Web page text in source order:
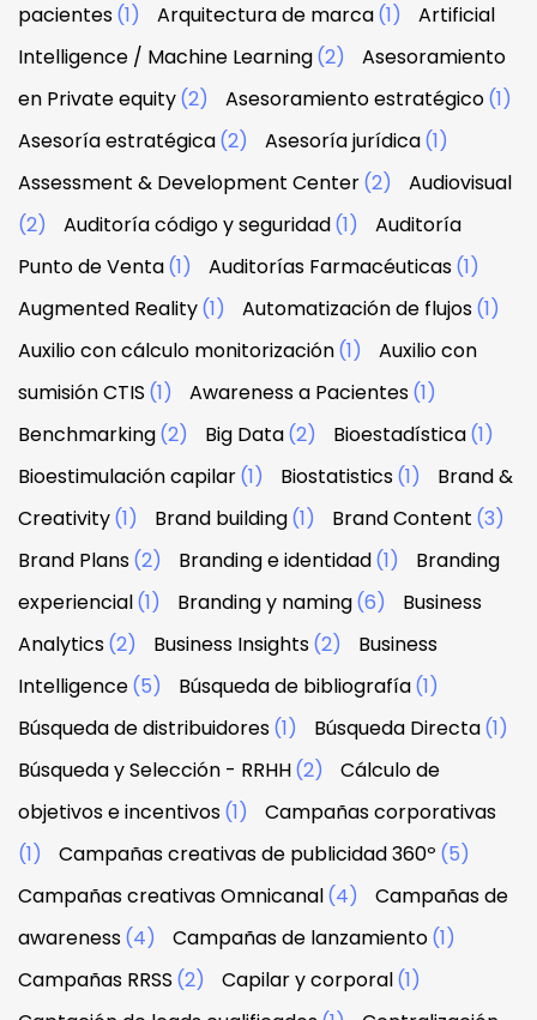
pacientes(1) Arquitectura de marca(1)
Artificial
Intelligence / Machine Learning(2)
Asesoramiento
en Private equity(2) Asesoramiento estratégico(1)
Asesoría estratégica(2) Asesoría jurídica(1)
Assessment & Development Center(2)
Audiovisual
(2)
Auditoría código y seguridad(1)
Auditoría
Punto de Venta(1) Auditorías Farmacéuticas(1)
Augmented Reality(1) Automatización de flujos(1)
Auxilio con cálculo monitorización(1)
Auxilio con
sumisión CTIS (1) Awareness a Pacientes(1)
Benchmarking(2) Big Data(2) Bioestadística(1)
Bioestimulación capilar(1) Biostatistics(1)
Brand &
Creativity(1) Brand building(1) Brand Content (3)
Brand Plans(2) Branding e identidad(1)
Branding
experiencial(1) Branding y naming(6)
Business
Analytics(2) Business Insights(2)
Business
Intelligence(5) Búsqueda de bibliografía(1)
Búsqueda de distribuidores(1) Búsqueda Directa(1)
Búsqueda y Selección - RRHH(2)
Cálculo de
objetivos e incentivos(1)
Campañas corporativas
(1)
Campañas creativas de publicidad 360º (5)
Campañas creativas Omnicanal(4)
Campañas de
awareness(4) Campañas de lanzamiento(1)
Campañas RRSS (2) Capilar y corporal(1)